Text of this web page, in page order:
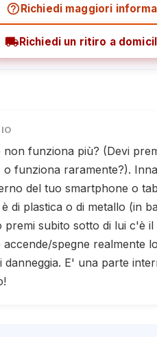
help_outlineRichiedi maggiori
local_shippingRichiedi un ritiro a
non funziona più? (Devi
funziona raramente?).
del tuo smartphone o
di plastica o di metallo (in
subito sotto di lui c'è il
spegne realmente
E' una parte